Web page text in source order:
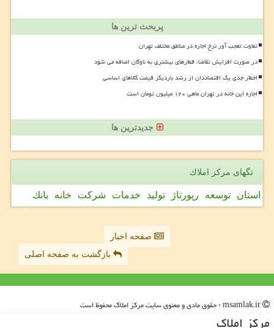
پربحث ترین ها
تفاوت تعجب آور نرخ اجاره در مناطق مختلف تهران
در صورت افزایش تقاضا، قطارهای بیشتری به ناوگان اضافه می شود
اخطار جدی یک اقتصاددان از رشد باردیگر قیمت کالاهای اساسی
اجاره این خانه در تهران ماهی ۱۲۰ میلیون تومان است
جدیدترین ها
تگهای مركز املاك
استان توسعه رپورتاژ تولید خدمات شركت خانه بانك
صفحه اخبار
بازگشت به صفحه اصلی
مركز املاك